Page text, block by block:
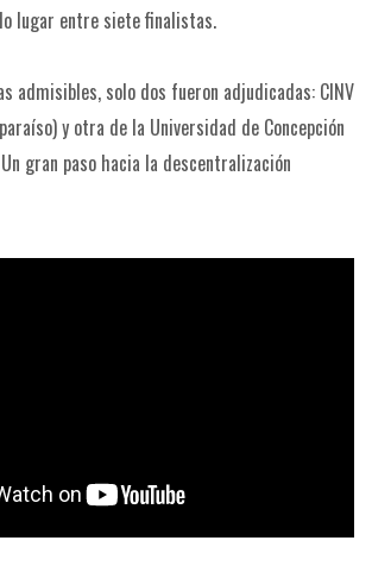
lugar entre siete finalistas.
admisibles, solo dos fueron adjudicadas: CINV
y otra de la Universidad de Concepción
gran paso hacia la descentralización